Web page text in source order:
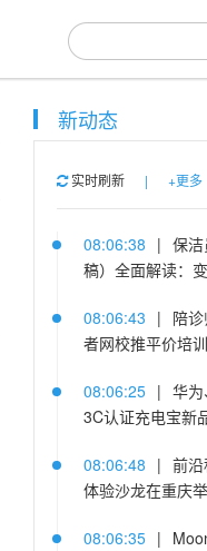
新动态
实时刷新 | +更多
08:06:38 | 保
稿）全面解读：
08:06:43 | 陪
者网校推平价培
08:06:25 | 华
3C认证充电宝新
08:06:48 | 前
体验沙龙在重庆
08:06:35 |